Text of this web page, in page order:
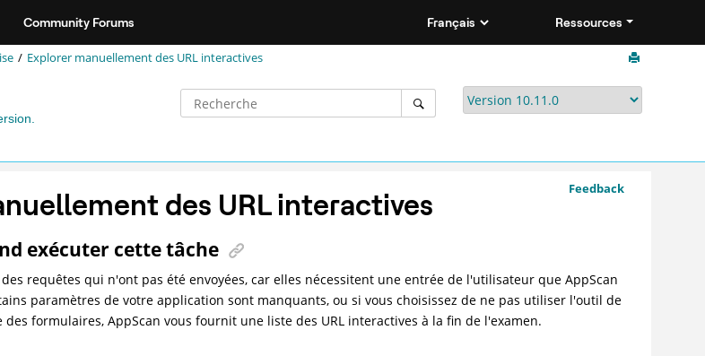
Community Forums Ressources
Explorer manuellement des URL interactives
Feedback
des URL interactives
exécuter cette tâche
des requêtes qui n'ont pas été envoyées, car elles nécessitent une entrée de l'utilisateur queAppScan
paramètres de votre application sont manquants, ou si vous choisissez de ne pas utiliser l'outil de
des formulaires,AppScan vous fournit une liste des URL interactives à la fin de l'examen.